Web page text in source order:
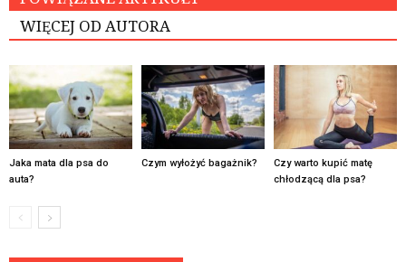
WIĘCEJ OD AUTORA
Jaka mata dla psa do
auta?
Czym wyłożyć bagażnik?
Czy warto kupić matę
chłodzącą dla psa?